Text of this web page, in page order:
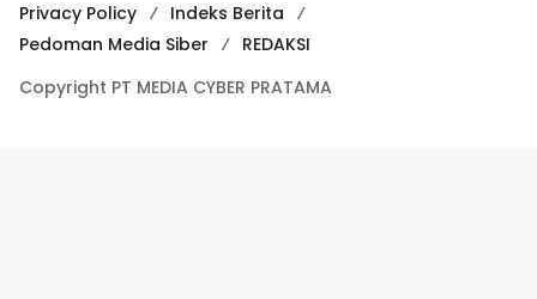
Privacy Policy
Indeks Berita
Pedoman Media Siber
REDAKSI
Copyright PT MEDIA CYBER PRATAMA